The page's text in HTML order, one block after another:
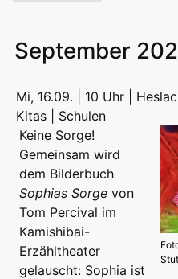
September
Mi, 16.09. | 10 Uhr |
Kitas | Schulen
Keine Sorge!
Gemeinsam wird
dem Bilderbuch
Sophias Sorge von
Tom Percival im
Kamishibai-
Erzähltheater
gelauscht: Sophia ist